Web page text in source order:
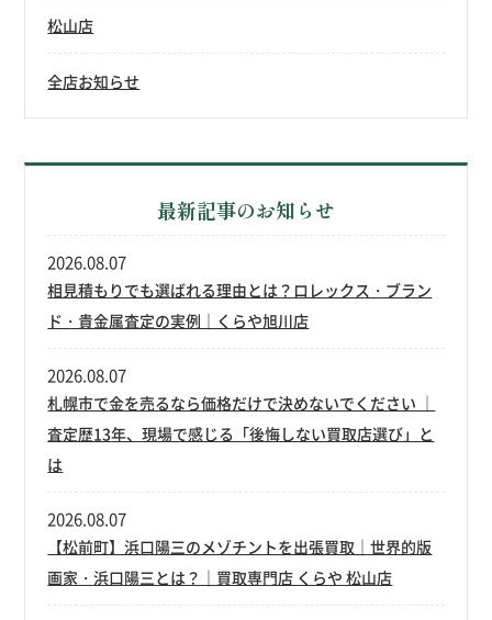
松山店
全店お知らせ
最新記事のお知らせ
相見積もりでも選ばれる理由とは？ロレックス・ブラン
ド・貴金属査定の実例｜くらや旭川店
2026.08.07
札幌市で金を売るなら価格だけで決めないでください ｜
査定歴13年、現場で感じる「後悔しない買取店選び」と
は
2026.08.07
【松前町】浜口陽三のメゾチントを出張買取｜世界的版
画家・浜口陽三とは？｜買取専門店 くらや 松山店
2026.08.07